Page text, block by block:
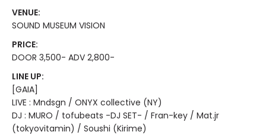
VENUE:
SOUND MUSEUM VISION
PRICE:
DOOR 3,500- ADV 2,800-
LINE UP:
[GAIA]
LIVE : Mndsgn / ONYX collective (NY)
DJ : MURO / tofubeats -DJ SET- / Fran-key / Mat.jr
(tokyovitamin) / Soushi (Kirime)